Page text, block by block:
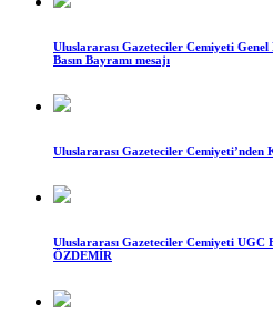
Uluslararası Gazeteciler Cemiyeti Genel
Basın Bayramı mesajı
Uluslararası Gazeteciler Cemiyeti’nden
Uluslararası Gazeteciler Cemiyeti UGC
ÖZDEMİR